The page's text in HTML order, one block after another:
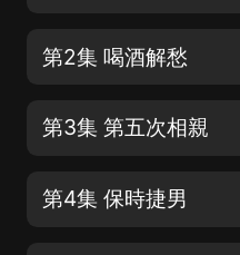
第2集 喝酒解愁
第3集 第五次相親
第4集 保時捷男